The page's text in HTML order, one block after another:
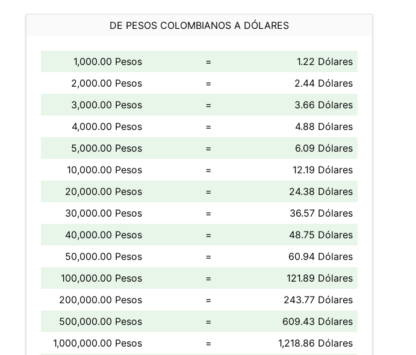
DE PESOS COLOMBIANOS A DÓLARES
1,000.00 Pesos =
1.22 Dólares
2,000.00 Pesos
=
2.44 Dólares
3,000.00 Pesos
=
3.66 Dólares
4,000.00 Pesos
=
4.88 Dólares
5,000.00 Pesos
=
6.09 Dólares
10,000.00 Pesos
=
12.19 Dólares
20,000.00 Pesos
=
24.38 Dólares
30,000.00 Pesos
=
36.57 Dólares
40,000.00 Pesos
=
48.75 Dólares
50,000.00 Pesos
=
60.94 Dólares
100,000.00 Pesos
=
121.89 Dólares
200,000.00 Pesos
=
243.77 Dólares
500,000.00 Pesos
=
609.43 Dólares
1,000,000.00 Pesos
= 1,218.86 Dólares